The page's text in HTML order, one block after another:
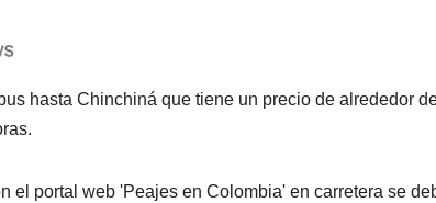
hasta Chinchiná que tiene un precio de alrededor
el portal web 'Peajes en Colombia' en carretera se